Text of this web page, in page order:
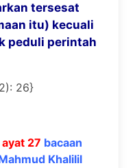
tersesat
itu) kecuali
peduli perintah
26}
27 bacaan
Khalilil